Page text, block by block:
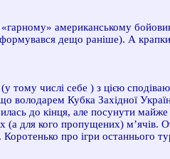
американському
дещо раніше). А крапки
тому числі себе ) з цією
володарем Кубка Західної
до кінця, але посунути
(а для кого пропущених)
. Коротенько про ігри останнього